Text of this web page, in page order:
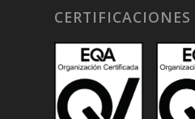
CERTIFICACIONES